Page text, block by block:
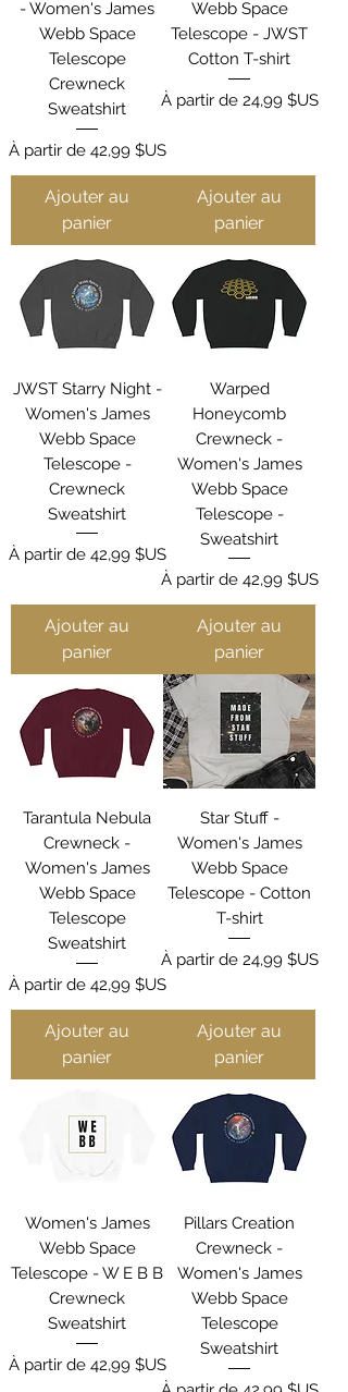
- Women's James
Webb Space
Telescope
Crewneck
Sweatshirt
À partir de 42,99 $US
Prix promotionnel
Ajouter au
panier
Webb Space
Telescope - JWST
Cotton T-shirt
À partir de 24,99 $US
Prix promotionnel
Ajouter au
panier
JWST Starry Night -
Women's James
Webb Space
Telescope -
Crewneck
Sweatshirt
À partir de 42,99 $US
Prix promotionnel
Ajouter au
panier
Warped
Honeycomb
Crewneck -
Women's James
Webb Space
Telescope -
Sweatshirt
À partir de 42,99 $US
Prix promotionnel
Ajouter au
panier
Tarantula Nebula
Crewneck -
Women's James
Webb Space
Telescope
Sweatshirt
À partir de 42,99 $US
Prix promotionnel
Ajouter au
panier
Star Stuff -
Women's James
Webb Space
Telescope - Cotton
T-shirt
À partir de 24,99 $US
Prix promotionnel
Ajouter au
panier
Women's James
Webb Space
Telescope - W E B B
Crewneck
Sweatshirt
À partir de 42,99 $US
Prix promotionnel
Pillars Creation
Crewneck -
Women's James
Webb Space
Telescope
Sweatshirt